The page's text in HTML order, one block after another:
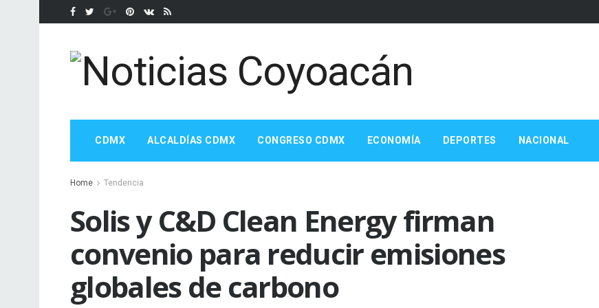
CDMX ALCALDÍAS CDMX CONGRESO CDMX ECONOMÍA DEPORTES NACIONAL
Home Tendencia
Solis y C&D Clean Energy firman
convenio para reducir emisiones
globales de carbono